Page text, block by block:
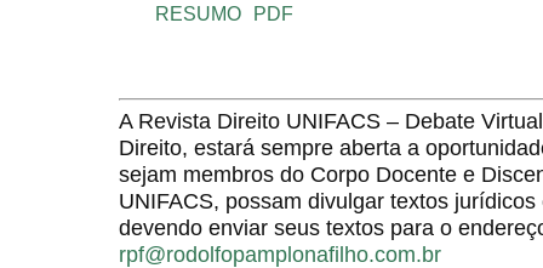
RESUMO PDF
A Revista Direito UNIFACS – Debate
Direito, estará sempre aberta a
sejam membros do Corpo Docente e
UNIFACS, possam divulgar textos
devendo enviar seus textos para o
rpf@rodolfopamplonafilho.com.br